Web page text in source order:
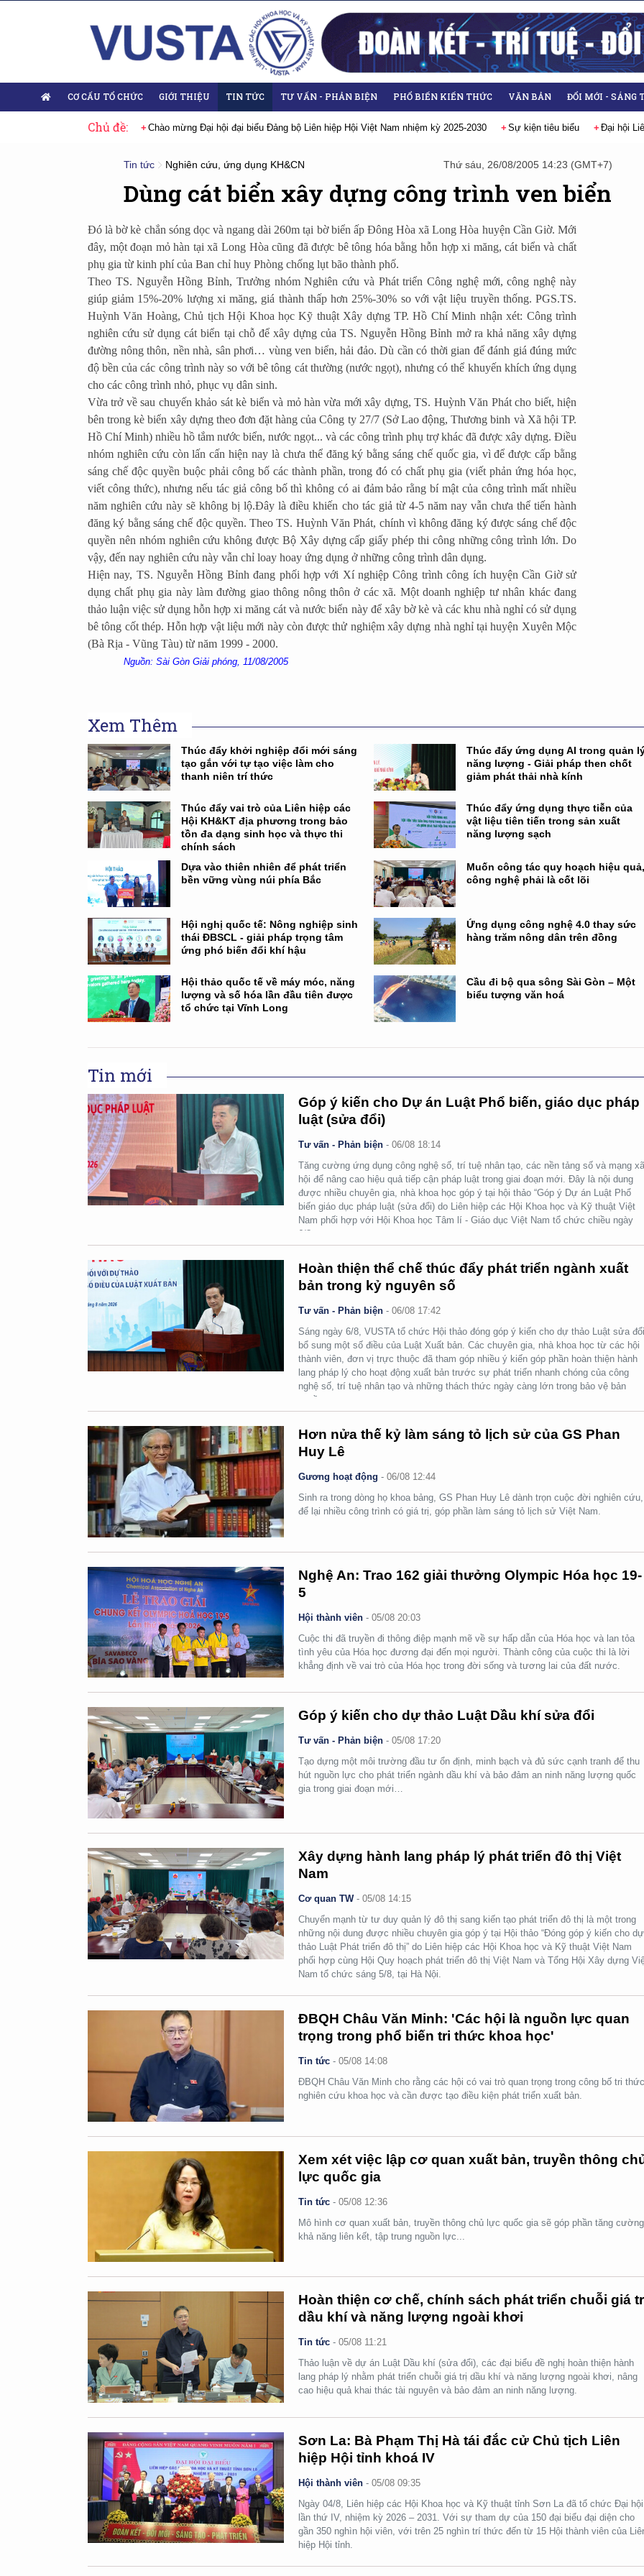
CƠ CẤU TỔ CHỨC GIỚI THIỆU TIN TỨC TƯ VẤN - PHẢN BIỆN PHỔ BIẾN KIẾN THỨC VĂN BẢN ĐỔI MỚI - SÁNG
Chủ đề:
hội lần thứ XIV của Đảng Chào mừng Đại hội đại biểu Đảng bộ Liên hiệp Hội Việt Nam nhiệm kỳ 2025-2030 Sự kiện tiêu biểu Đại hội
Tin tức Nghiên cứu, ứng dụng KH&CN Thứ sáu, 26/08/2005 14:23 (GMT+7)
Dùng cát biển xây dựng công trình ven biển
Đó là bờ kè chắn sóng dọc và ngang dài 260m tại bờ biển ấp Đông Hòa xã Long Hòa huyện Cần Giờ. Mới
đây, một đoạn mỏ hàn tại xã Long Hòa cũng đã được bê tông hóa bằng hỗn hợp xi măng, cát biển và chất
phụ gia từ kinh phí của Ban chỉ huy Phòng chống lụt bão thành phố.
Theo TS. Nguyễn Hồng Bỉnh, Trưởng nhóm Nghiên cứu và Phát triển Công nghệ mới, công nghệ này
giúp giảm 15%-20% lượng xi măng, giá thành thấp hơn 25%-30% so với vật liệu truyền thống. PGS.TS.
Huỳnh Văn Hoàng, Chủ tịch Hội Khoa học Kỹ thuật Xây dựng TP. Hồ Chí Minh nhận xét: Công trình
nghiên cứu sử dụng cát biển tại chỗ để xây dựng của TS. Nguyễn Hồng Bỉnh mở ra khả năng xây dựng
đường nông thôn, nền nhà, sân phơi… vùng ven biển, hải đảo. Dù cần có thời gian để đánh giá đúng mức
độ bền của các công trình này so với bê tông cát thường (nước ngọt), nhưng có thể khuyến khích ứng dụng
cho các công trình nhỏ, phục vụ dân sinh.
Vừa trở về sau chuyến khảo sát kè biển và mỏ hàn vừa mới xây dựng, TS. Huỳnh Văn Phát cho biết, hiện
bên trong kè biển xây dựng theo đơn đặt hàng của Công ty 27/7 (Sở Lao động, Thương binh và Xã hội TP.
Hồ Chí Minh) nhiều hồ tắm nước biển, nước ngọt... và các công trình phụ trợ khác đã được xây dựng. Điều
nhóm nghiên cứu còn lấn cấn hiện nay là chưa thể đăng ký bằng sáng chế quốc gia, vì để được cấp bằng
sáng chế độc quyền buộc phải công bố các thành phần, trong đó có chất phụ gia (viết phản ứng hóa học,
viết công thức), nhưng nếu tác giả công bố thì không có ai đảm bảo rằng bí mật của công trình mất nhiều
năm nghiên cứu này sẽ không bị lộ.Đây là điều khiến cho tác giả từ 4-5 năm nay vẫn chưa thể tiến hành
đăng ký bằng sáng chế độc quyền. Theo TS. Huỳnh Văn Phát, chính vì không đăng ký được sáng chế độc
quyền nên nhóm nghiên cứu không được Bộ Xây dựng cấp giấy phép thi công những công trình lớn. Do
vậy, đến nay nghiên cứu này vẫn chỉ loay hoay ứng dụng ở những công trình dân dụng.
Hiện nay, TS. Nguyễn Hồng Bỉnh đang phối hợp với Xí nghiệp Công trình công ích huyện Cần Giờ sử
dụng chất phụ gia này làm đường giao thông nông thôn ở các xã. Một doanh nghiệp tư nhân khác đang
thảo luận việc sử dụng hỗn hợp xi măng cát và nước biển này để xây bờ kè và các khu nhà nghỉ có sử dụng
bê tông cốt thép. Hỗn hợp vật liệu mới này còn được thử nghiệm xây dựng nhà nghỉ tại huyện Xuyên Mộc
(Bà Rịa - Vũng Tàu) từ năm 1999 - 2000.
Nguồn: Sài Gòn Giải phóng, 11/08/2005
Xem Thêm
Thúc đẩy khởi nghiệp đổi mới sáng
tạo gắn với tự tạo việc làm cho
thanh niên trí thức
Thúc đẩy ứng dụng AI trong quản
năng lượng - Giải pháp then chốt
giảm phát thải nhà kính
Thúc đẩy vai trò của Liên hiệp các
Hội KH&KT địa phương trong bảo
tồn đa dạng sinh học và thực thi
chính sách
Thúc đẩy ứng dụng thực tiễn của
vật liệu tiên tiến trong sản xuất
năng lượng sạch
Dựa vào thiên nhiên để phát triển
bền vững vùng núi phía Bắc
Muốn công tác quy hoạch hiệu
công nghệ phải là cốt lõi
Hội nghị quốc tế: Nông nghiệp sinh
thái ĐBSCL - giải pháp trọng tâm
ứng phó biến đổi khí hậu
Ứng dụng công nghệ 4.0 thay sức
hàng trăm nông dân trên đồng
Hội thảo quốc tế về máy móc, năng
lượng và số hóa lần đầu tiên được
tổ chức tại Vĩnh Long
Cầu đi bộ qua sông Sài Gòn – Một
biểu tượng văn hoá
Tin mới
Góp ý kiến cho Dự án Luật Phổ biến, giáo dục pháp
luật (sửa đổi)
Tư vấn - Phản biện -06/08 18:14
Tăng cường ứng dụng công nghệ số, trí tuệ nhân tạo, các nền tảng số và mạng
hội để nâng cao hiệu quả tiếp cận pháp luật trong giai đoạn mới. Đây là nội dung
được nhiều chuyên gia, nhà khoa học góp ý tại hội thảo “Góp ý Dự án Luật Phổ
biến giáo dục pháp luật (sửa đổi) do Liên hiệp các Hội Khoa học và Kỹ thuật Việt
Nam phối hợp với Hội Khoa học Tâm lí - Giáo dục Việt Nam tổ chức chiều ngày
6/8.
Hoàn thiện thể chế thúc đẩy phát triển ngành xuất
bản trong kỷ nguyên số
Tư vấn - Phản biện -06/08 17:42
Sáng ngày 6/8, VUSTA tổ chức Hội thảo đóng góp ý kiến cho dự thảo Luật sửa
bổ sung một số điều của Luật Xuất bản. Các chuyên gia, nhà khoa học từ các hội
thành viên, đơn vị trực thuộc đã tham góp nhiều ý kiến góp phần hoàn thiện hành
lang pháp lý cho hoạt động xuất bản trước sự phát triển nhanh chóng của công
nghệ số, trí tuệ nhân tạo và những thách thức ngày càng lớn trong bảo vệ bản
quyền.
Hơn nửa thế kỷ làm sáng tỏ lịch sử của GS Phan
Huy Lê
Gương hoạt động -06/08 12:44
Sinh ra trong dòng họ khoa bảng, GS Phan Huy Lê dành trọn cuộc đời nghiên cứu,
để lại nhiều công trình có giá trị, góp phần làm sáng tỏ lịch sử Việt Nam.
Nghệ An: Trao 162 giải thưởng Olympic Hóa học 19-
5
Hội thành viên -05/08 20:03
Cuộc thi đã truyền đi thông điệp mạnh mẽ về sự hấp dẫn của Hóa học và lan tỏa
tình yêu của Hóa học đương đại đến mọi người. Thành công của cuộc thi là lời
khẳng định về vai trò của Hóa học trong đời sống và tương lai của đất nước.
Góp ý kiến cho dự thảo Luật Dầu khí sửa đổi
Tư vấn - Phản biện -05/08 17:20
Tạo dựng một môi trường đầu tư ổn định, minh bạch và đủ sức cạnh tranh để thu
hút nguồn lực cho phát triển ngành dầu khí và bảo đảm an ninh năng lượng quốc
gia trong giai đoạn mới…
Xây dựng hành lang pháp lý phát triển đô thị Việt
Nam
Cơ quan TW-05/08 14:15
Chuyển mạnh từ tư duy quản lý đô thị sang kiến tạo phát triển đô thị là một trong
những nội dung được nhiều chuyên gia góp ý tại Hội thảo “Đóng góp ý kiến cho dự
thảo Luật Phát triển đô thị” do Liên hiệp các Hội Khoa học và Kỹ thuật Việt Nam
phối hợp cùng Hội Quy hoạch phát triển đô thị Việt Nam và Tổng Hội Xây dựng
Nam tổ chức sáng 5/8, tại Hà Nội.
ĐBQH Châu Văn Minh: 'Các hội là nguồn lực quan
trọng trong phổ biến tri thức khoa học'
Tin tức -05/08 14:08
ĐBQH Châu Văn Minh cho rằng các hội có vai trò quan trọng trong công bố tri
nghiên cứu khoa học và cần được tạo điều kiện phát triển xuất bản.
Xem xét việc lập cơ quan xuất bản, truyền thông
lực quốc gia
Tin tức -05/08 12:36
Mô hình cơ quan xuất bản, truyền thông chủ lực quốc gia sẽ góp phần tăng cường
khả năng liên kết, tập trung nguồn lực...
Hoàn thiện cơ chế, chính sách phát triển chuỗi giá
dầu khí và năng lượng ngoài khơi
Tin tức -05/08 11:21
Thảo luận về dự án Luật Dầu khí (sửa đổi), các đại biểu đề nghị hoàn thiện hành
lang pháp lý nhằm phát triển chuỗi giá trị dầu khí và năng lượng ngoài khơi, nâng
cao hiệu quả khai thác tài nguyên và bảo đảm an ninh năng lượng.
Sơn La: Bà Phạm Thị Hà tái đắc cử Chủ tịch Liên
hiệp Hội tỉnh khoá IV
Hội thành viên -05/08 09:35
Ngày 04/8, Liên hiệp các Hội Khoa học và Kỹ thuật tỉnh Sơn La đã tổ chức Đại hội
lần thứ IV, nhiệm kỳ 2026 – 2031. Với sự tham dự của 150 đại biểu đại diện cho
gần 350 nghìn hội viên, với trên 25 nghìn trí thức đến từ 15 Hội thành viên của
hiệp Hội tỉnh.